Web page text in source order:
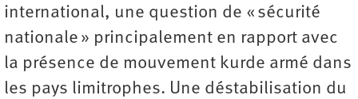
international, une question de « sécurité
nationale » principalement en rapport avec
la présence de mouvement kurde armé dans
les pays limitrophes. Une déstabilisation du